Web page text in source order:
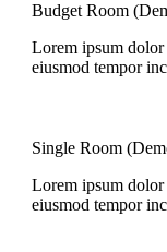
Budget Room
Lorem ipsum dolor
eiusmod tempor
Single Room
Lorem ipsum dolor
eiusmod tempor